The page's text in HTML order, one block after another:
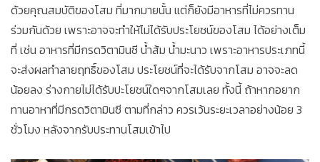
ด้วยคุณสมบัติของโสม ที่มากมายนั้น แต่ก็ยังมีอาหารที่ไม่ควรทาน
ร่วมกันด้วย เพราะอาจจะทำให้ไม่ได้รับประโยชน์ของโสม ได้อย่างเต็ม
ที่ เช่น อาหารที่มีกรดวิตามินซี น้ำส้ม น้ำมะนาว เพราะอาหารประเภทนี้
จะส่งผลทำลายฤทธิ์ของโสม ประโยชน์ที่จะได้รับจากโสม อาจจะลด
น้อยลง ร่างกายไม่ได้รับปะโยชน์ใดๆจากโสมเลย ทั้งนี้ ถ้าหากอยาก
ทานอาหาที่มีกรดวิตามินซี ตามที่กล่าว ควรเว้นระยะเวลาอย่างน้อย 3
ชั่วโมง หลังจากรับประทานโสมเข้าไป